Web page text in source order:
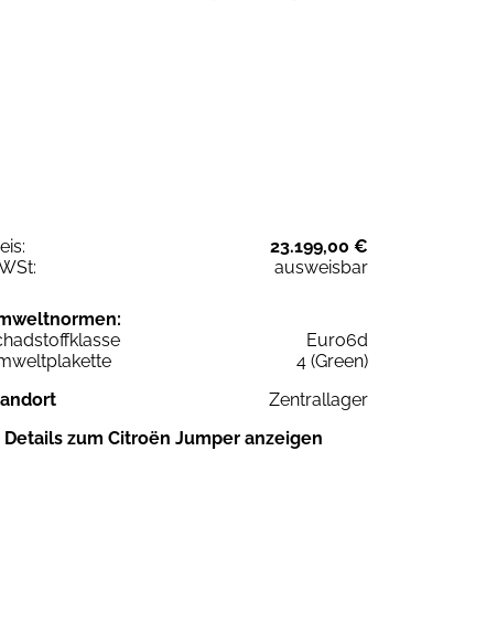
23.199,00 €
ausweisbar
Euro6d
4 (Green)
Zentrallager
Details zum Citroën Jumper anzeigen